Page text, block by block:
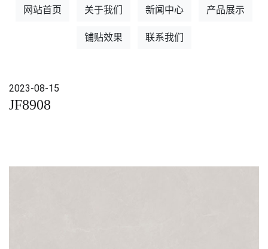
网站首页 关于我们 新闻中心 产品展示
铺贴效果 联系我们
2023-08-15
JF8908